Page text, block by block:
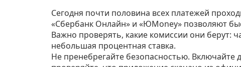
Сегодня почти половина всех платежей
«Сбербанк Онлайн» и «ЮMoney» позволяют
Важно проверять, какие комиссии они берут:
небольшая процентная ставка.
Не пренебрегайте безопасностью. Включайте